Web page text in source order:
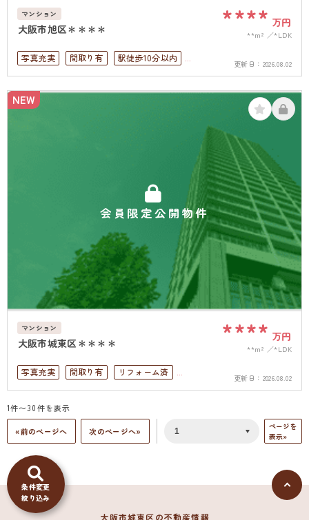
マンション
大阪市旭区＊＊＊＊ **** 万円
**m² *LDK
写真充実 間取り有
駅徒歩10分以内
高層階
上下水道完備
更新日： 2026.08.02
会員限定公開物件
NEW
マンション
大阪市城東区＊＊＊＊ **** 万円
**m² *LDK
写真充実 間取り有
リフォーム済
駅徒歩10分以内
ペット可
南面バルコニー
更新日： 2026.08.02
1件〜30件を表示
«前のページへ 次のページへ»
ページを
表示»
条件変更
絞り込み
大阪市城東区の不動産情報